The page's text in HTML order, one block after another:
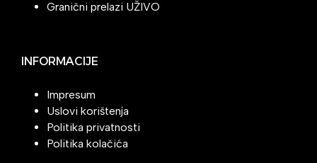
Granični prelazi UŽIVO
INFORMACIJE
Impresum
Uslovi korištenja
Politika privatnosti
Politika kolačića